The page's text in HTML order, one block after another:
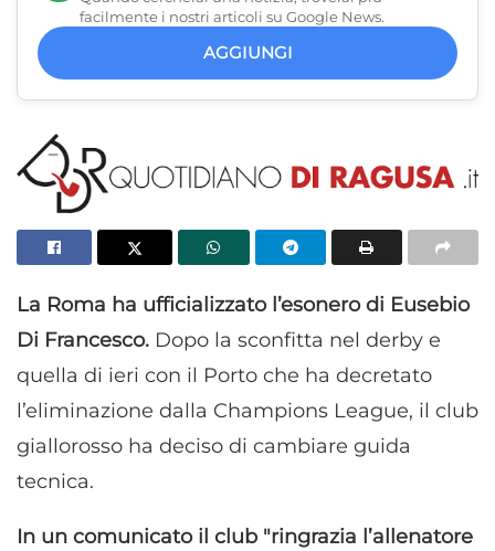
facilmente i nostri articoli su Google News.
AGGIUNGI
La Roma ha ufficializzato l’esonero di Eusebio
Di Francesco. Dopo la sconfitta nel derby e
quella di ieri con il Porto che ha decretato
l’eliminazione dalla Champions League, il club
giallorosso ha deciso di cambiare guida
tecnica.
In un comunicato il club "ringrazia l’allenatore